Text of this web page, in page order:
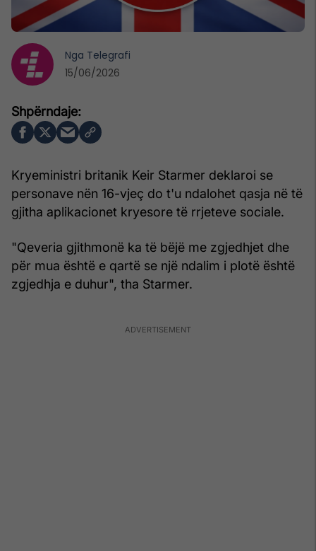
Kryeministri britanik Keir Starmer deklaroi se
personave nën 16-vjeç do t'u ndalohet qasja në të
gjitha aplikacionet kryesore të rrjeteve sociale.
"Qeveria gjithmonë ka të bëjë me zgjedhjet dhe
për mua është e qartë se një ndalim i plotë është
zgjedhja e duhur", tha Starmer.
Nga Telegrafi
15/06/2026